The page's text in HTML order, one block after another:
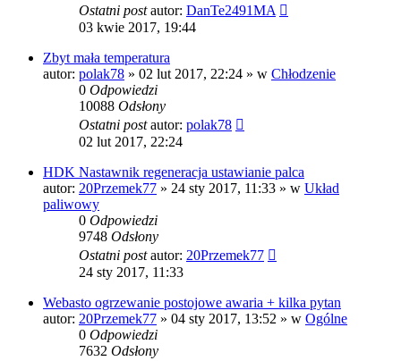
Ostatni postautor: DanTe2491MA
03 kwie 2017, 19:44
Zbyt mała temperatura
autor: polak78 » 02 lut 2017, 22:24 » w Chłodzenie
0 Odpowiedzi
10088 Odsłony
Ostatni postautor: polak78
02 lut 2017, 22:24
HDK Nastawnik regeneracja ustawianie palca
autor: 20Przemek77 » 24 sty 2017, 11:33 » w Układ
paliwowy
0 Odpowiedzi
9748 Odsłony
Ostatni postautor: 20Przemek77
24 sty 2017, 11:33
Webasto ogrzewanie postojowe awaria + kilka pytan
autor: 20Przemek77 » 04 sty 2017, 13:52 » w Ogólne
0 Odpowiedzi
7632 Odsłony